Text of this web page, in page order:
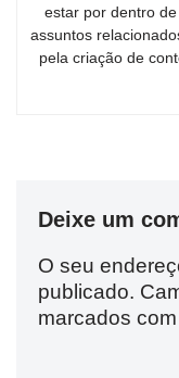
estar por dentro
assuntos
pela criação de
Deixe um
O seu
publicado.
marcados com